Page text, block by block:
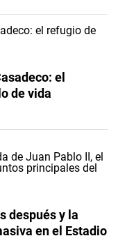
el
de vida
después y la
en el Estadio